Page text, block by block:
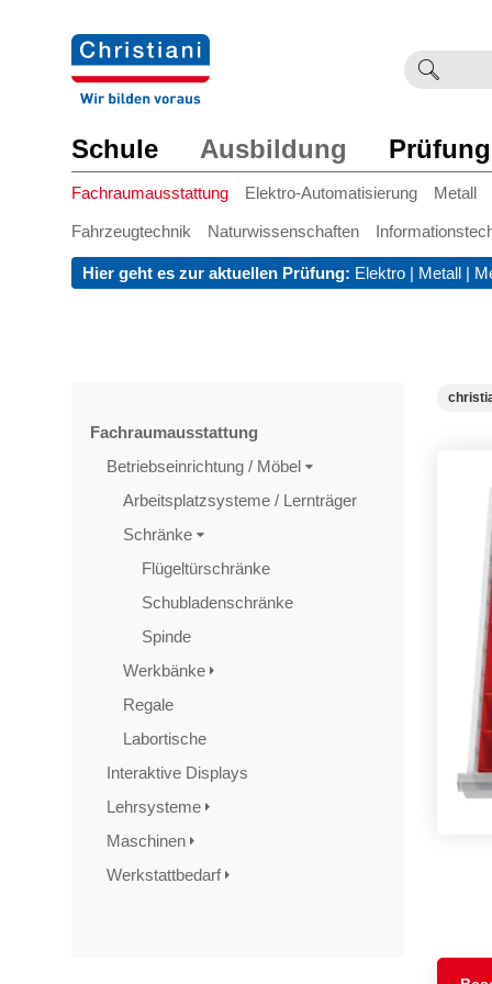
Schule Ausbildung
Fachraumausstattung Elektro-Automatisierung Metall
Fahrzeugtechnik Naturwissenschaften
Hier geht es zur aktuellen Prüfung: Elektro | Metall |
Fachraumausstattung
Betriebseinrichtung / Möbel
Arbeitsplatzsysteme / Lernträger
Schränke
Flügeltürschränke
Schubladenschränke
Spinde
Werkbänke
Regale
Labortische
Interaktive Displays
Lehrsysteme
Maschinen
Werkstattbedarf